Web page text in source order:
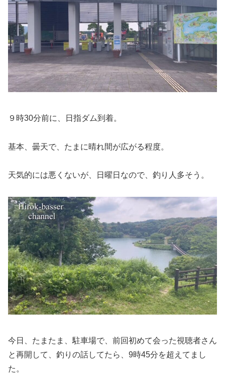
９時30分前に、日指ダム到着。
基本、曇天で、たまに晴れ間が広がる程度。
天気的には悪くないが、日曜日なので、釣り人多そう。
今日、たまたま、駐車場で、前回初めて会った視聴者さん
と再開して、釣りの話してたら、9時45分を超えてまし
た。